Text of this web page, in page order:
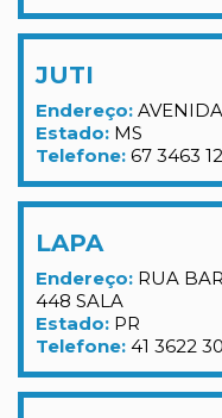
JUTI
Endereço:
Estado: MS
Telefone: 67 3463
LAPA
Endereço: RUA
448 SALA
Estado: PR
Telefone: 41 3622